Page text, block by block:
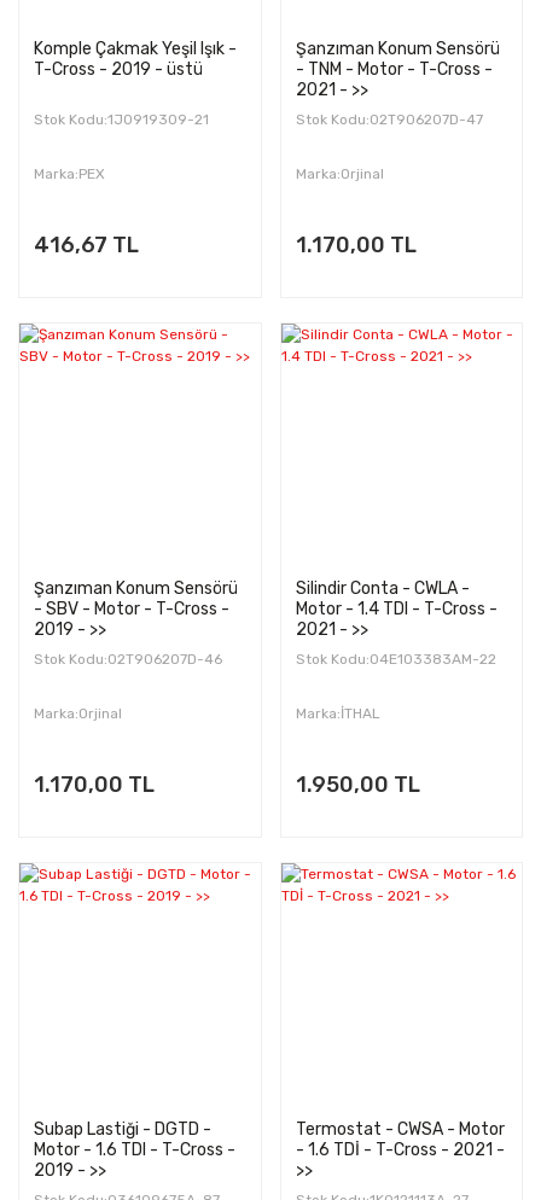
Komple Çakmak Yeşil Işık -
T-Cross - 2019 - üstü
Stok Kodu:1J0919309-21
Marka:PEX
416,67 TL
Şanzıman Konum Sensörü
- TNM - Motor - T-Cross -
2021 - >>
Stok Kodu:02T906207D-47
Marka:Orjinal
1.170,00 TL
Şanzıman Konum Sensörü
- SBV - Motor - T-Cross -
2019 - >>
Stok Kodu:02T906207D-46
Marka:Orjinal
1.170,00 TL
Silindir Conta - CWLA -
Motor - 1.4 TDI - T-Cross -
2021 - >>
Stok Kodu:04E103383AM-22
Marka:İTHAL
1.950,00 TL
Subap Lastiği - DGTD -
Motor - 1.6 TDI - T-Cross -
2019 - >>
Termostat - CWSA - Motor
- 1.6 TDİ - T-Cross - 2021 -
>>